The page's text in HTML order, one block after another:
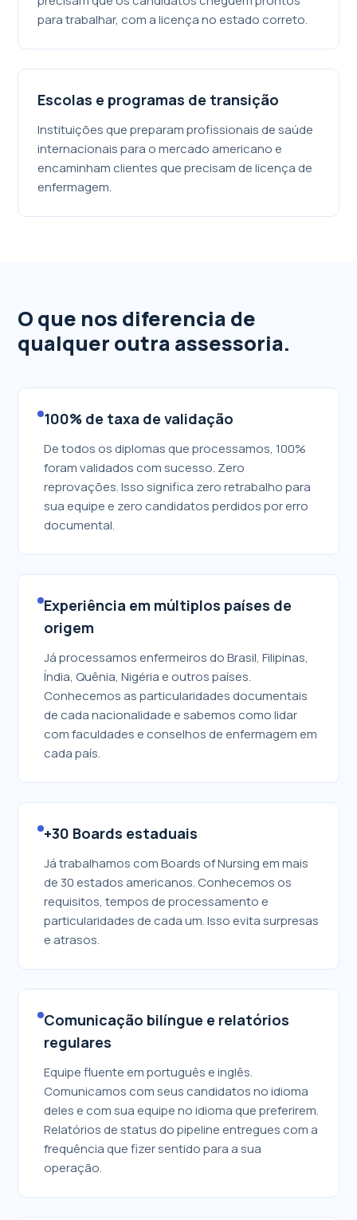
para trabalhar, com a licença no estado correto.
Escolas e programas de transição
Instituições que preparam profissionais de saúde
internacionais para o mercado americano e
encaminham clientes que precisam de licença de
enfermagem.
O que nos diferencia de
qualquer outra assessoria.
100% de taxa de validação
De todos os diplomas que processamos, 100%
foram validados com sucesso. Zero
reprovações. Isso significa zero retrabalho para
sua equipe e zero candidatos perdidos por erro
documental.
Experiência em múltiplos países de
origem
Já processamos enfermeiros do Brasil, Filipinas,
Índia, Quênia, Nigéria e outros países.
Conhecemos as particularidades documentais
de cada nacionalidade e sabemos como lidar
com faculdades e conselhos de enfermagem em
cada país.
+30 Boards estaduais
Já trabalhamos com Boards of Nursing em mais
de 30 estados americanos. Conhecemos os
requisitos, tempos de processamento e
particularidades de cada um. Isso evita surpresas
e atrasos.
Comunicação bilíngue e relatórios
regulares
Equipe fluente em português e inglês.
Comunicamos com seus candidatos no idioma
deles e com sua equipe no idioma que preferirem.
Relatórios de status do pipeline entregues com a
frequência que fizer sentido para a sua
operação.